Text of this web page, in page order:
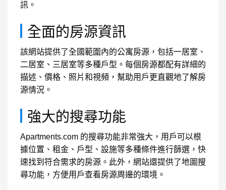
訊。
全面的房源資訊
該網站提供了全國範圍內的公寓房源，包括一居室、
二居室、三居室等多種戶型。每個房源都配有詳細的
描述、價格、照片和視頻，幫助用戶更直觀地了解房
源情況。
強大的搜尋功能
Apartments.com 的搜尋功能非常強大，用戶可以根
據位置、租金、戶型、設施等多種條件進行篩選，快
速找到符合需求的房源。此外，網站還提供了地圖搜
尋功能，方便用戶查看房源周邊的環境。